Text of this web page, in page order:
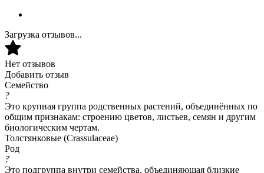
Загрузка отзывов...
Нет отзывов
Добавить отзыв
Семейство
?
Это крупная группа родственных растений, объединённых по
общим признакам: строению цветов, листьев, семян и другим
биологическим чертам.
Толстянковые (Crassulaceae)
Род
?
Это подгруппа внутри семейства, объединяющая близкие